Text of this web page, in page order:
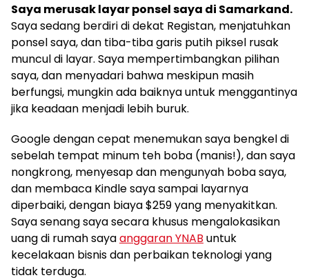
Saya merusak layar ponsel saya di Samarkand.
Saya sedang berdiri di dekat Registan, menjatuhkan
ponsel saya, dan tiba-tiba garis putih piksel rusak
muncul di layar. Saya mempertimbangkan pilihan
saya, dan menyadari bahwa meskipun masih
berfungsi, mungkin ada baiknya untuk menggantinya
jika keadaan menjadi lebih buruk.
Google dengan cepat menemukan saya bengkel di
sebelah tempat minum teh boba (manis!), dan saya
nongkrong, menyesap dan mengunyah boba saya,
dan membaca Kindle saya sampai layarnya
diperbaiki, dengan biaya $259 yang menyakitkan.
Saya senang saya secara khusus mengalokasikan
uang di rumah sayaanggaran YNAB untuk
kecelakaan bisnis dan perbaikan teknologi yang
tidak terduga.